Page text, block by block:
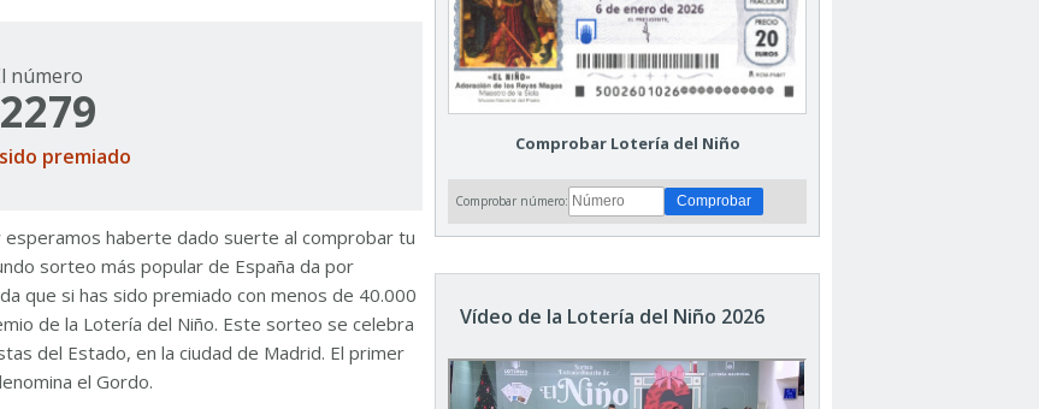
número
premiado
haberte dado suerte al comprobar tu
sorteo más popular de España da por
que si has sido premiado con menos de 40.000
de la Lotería del Niño. Este sorteo se celebra
del Estado, en la ciudad de Madrid. El primer
el Gordo.
Comprobar Lotería del Niño
Comprobar número:
Vídeo de la Lotería del Niño 2026